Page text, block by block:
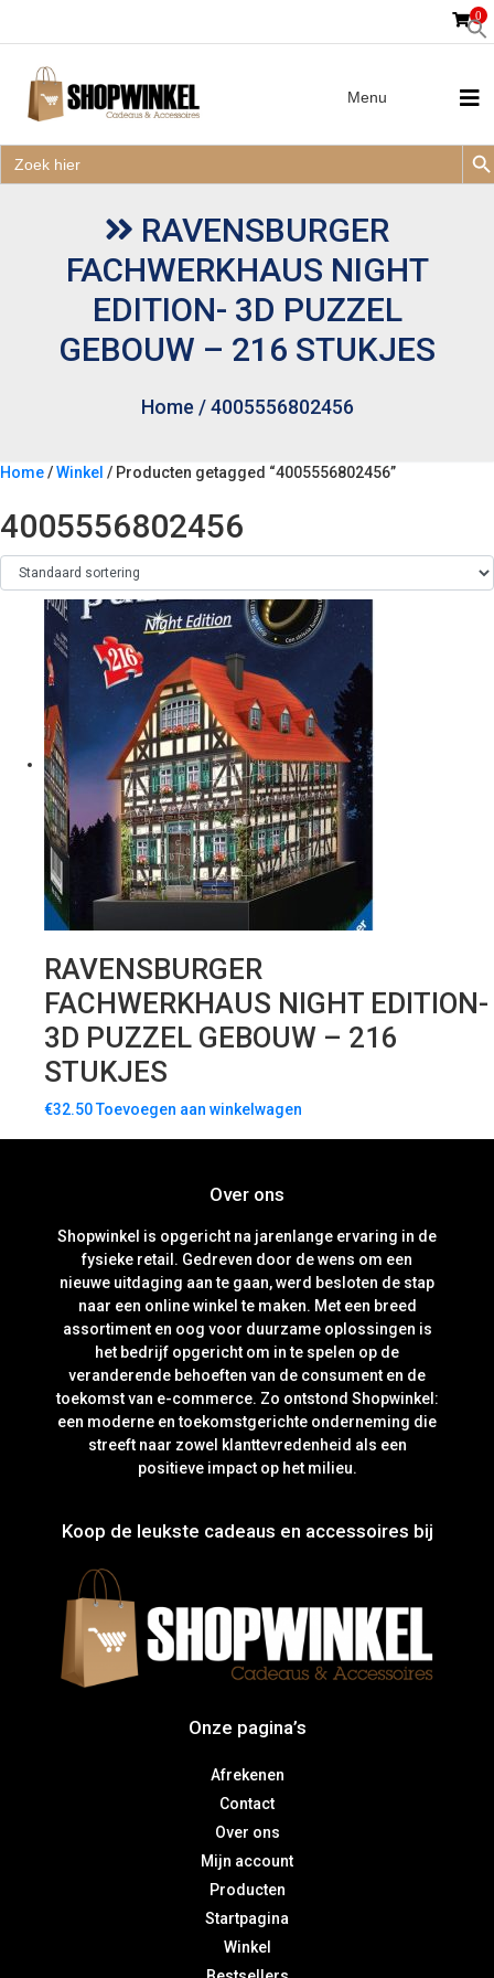
naar:
0
Zoek
naar:
Menu
RAVENSBURGER
FACHWERKHAUS NIGHT
EDITION- 3D PUZZEL
GEBOUW – 216 STUKJES
Home /4005556802456
Home/Winkel / Producten getagged “4005556802456”
4005556802456
RAVENSBURGER
FACHWERKHAUS NIGHT EDITION-
3D PUZZEL GEBOUW – 216
STUKJES
€32.50Toevoegen aan winkelwagen
Over ons
Shopwinkel is opgericht na jarenlange ervaring in de
fysieke retail. Gedreven door de wens om een
nieuwe uitdaging aan te gaan, werd besloten de stap
naar een online winkel te maken. Met een breed
assortiment en oog voor duurzame oplossingen is
het bedrijf opgericht om in te spelen op de
veranderende behoeften van de consument en de
toekomst van e-commerce. Zo ontstond Shopwinkel:
een moderne en toekomstgerichte onderneming die
streeft naar zowel klanttevredenheid als een
positieve impact op het milieu.
Koop de leukste cadeaus en accessoires bij
Onze pagina’s
Afrekenen
Contact
Over ons
Mijn account
Producten
Startpagina
Winkel